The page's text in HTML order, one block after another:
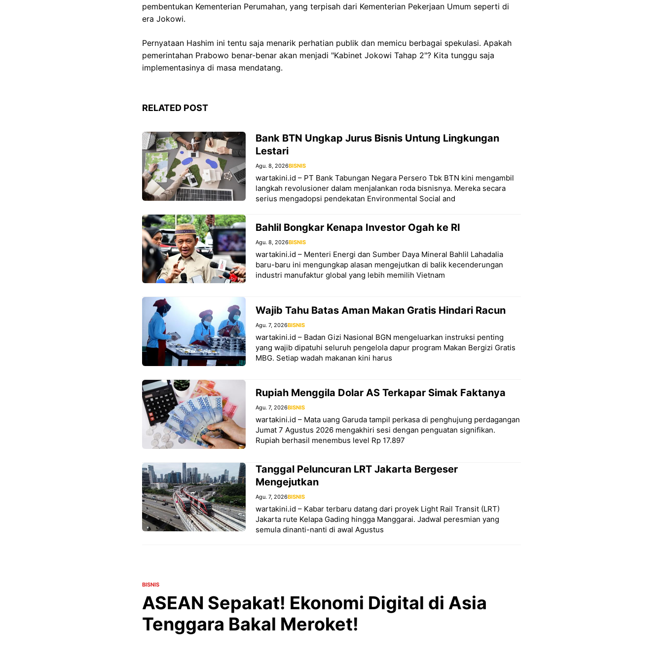
pembentukan Kementerian Perumahan, yang terpisah dari Kementerian Pekerjaan Umum seperti di
era Jokowi.
Pernyataan Hashim ini tentu saja menarik perhatian publik dan memicu berbagai spekulasi. Apakah
pemerintahan Prabowo benar-benar akan menjadi "Kabinet Jokowi Tahap 2"? Kita tunggu saja
implementasinya di masa mendatang.
RELATED POST
Bank BTN Ungkap Jurus Bisnis Untung Lingkungan
Lestari
Agu. 8, 2026BISNIS
wartakini.id – PT Bank Tabungan Negara Persero Tbk BTN kini mengambil
langkah revolusioner dalam menjalankan roda bisnisnya. Mereka secara
serius mengadopsi pendekatan Environmental Social and
Bahlil Bongkar Kenapa Investor Ogah ke RI
Agu. 8, 2026BISNIS
wartakini.id – Menteri Energi dan Sumber Daya Mineral Bahlil Lahadalia
baru-baru ini mengungkap alasan mengejutkan di balik kecenderungan
industri manufaktur global yang lebih memilih Vietnam
Wajib Tahu Batas Aman Makan Gratis Hindari Racun
Agu. 7, 2026BISNIS
wartakini.id – Badan Gizi Nasional BGN mengeluarkan instruksi penting
yang wajib dipatuhi seluruh pengelola dapur program Makan Bergizi Gratis
MBG. Setiap wadah makanan kini harus
Rupiah Menggila Dolar AS Terkapar Simak Faktanya
Agu. 7, 2026BISNIS
wartakini.id – Mata uang Garuda tampil perkasa di penghujung perdagangan
Jumat 7 Agustus 2026 mengakhiri sesi dengan penguatan signifikan.
Rupiah berhasil menembus level Rp 17.897
Tanggal Peluncuran LRT Jakarta Bergeser
Mengejutkan
Agu. 7, 2026BISNIS
wartakini.id – Kabar terbaru datang dari proyek Light Rail Transit (LRT)
Jakarta rute Kelapa Gading hingga Manggarai. Jadwal peresmian yang
semula dinanti-nanti di awal Agustus
BISNIS
ASEAN Sepakat! Ekonomi Digital di Asia
Tenggara Bakal Meroket!